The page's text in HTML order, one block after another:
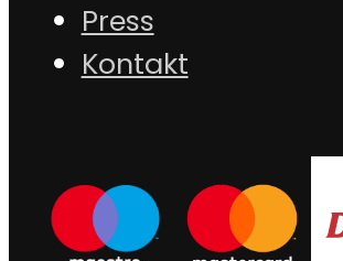
Press
Kontakt